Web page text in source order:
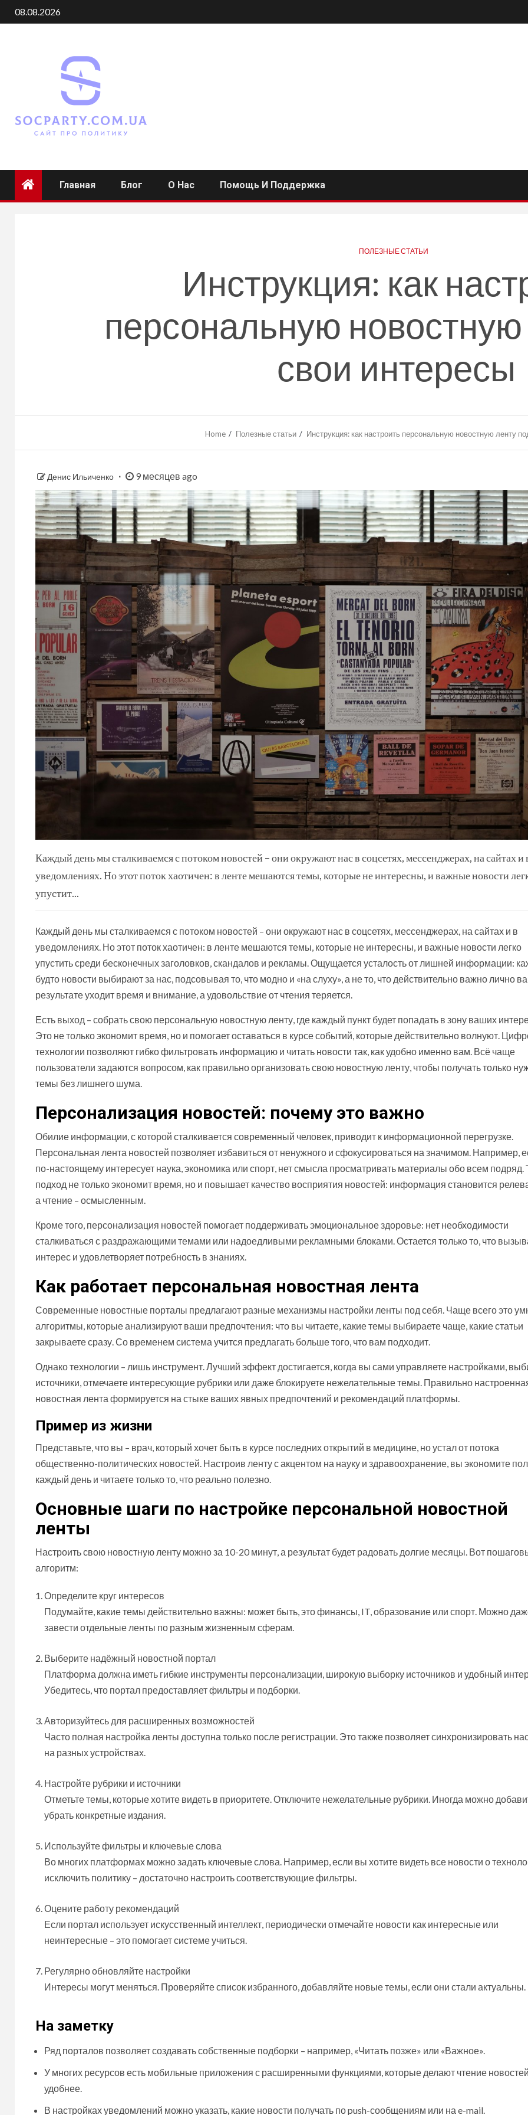
Skip
to
08.08.2026
Главная Блог О Нас Помощь И Поддержка
ПОЛЕЗНЫЕ СТАТЬИ
Инструкция: как
персональную
свои интересы
Home Полезные статьи Инструкция: как настроить персональную новостную ленту
Денис Ильиченко 9 месяцев ago
Каждый день мы сталкиваемся с потоком новостей – они окружают нас в соцсетях, мессенджерах, на сайтах и
уведомлениях. Но этот поток хаотичен: в ленте мешаются темы, которые не интересны, и важные новости
упустит...
Каждый день мы сталкиваемся с потоком новостей – они окружают нас в соцсетях, мессенджерах, на сайтах и в
уведомлениях. Но этот поток хаотичен: в ленте мешаются темы, которые не интересны, и важные новости легко
упустить среди бесконечных заголовков, скандалов и рекламы. Ощущается усталость от лишней информации:
будто новости выбирают за нас, подсовывая то, что модно и «на слуху», а не то, что действительно важно лично
результате уходит время и внимание, а удовольствие от чтения теряется.
Есть выход – собрать свою персональную новостную ленту, где каждый пункт будет попадать в зону ваших
Это не только экономит время, но и помогает оставаться в курсе событий, которые действительно волнуют.
технологии позволяют гибко фильтровать информацию и читать новости так, как удобно именно вам. Всё чаще
пользователи задаются вопросом, как правильно организовать свою новостную ленту, чтобы получать только
темы без лишнего шума.
Персонализация новостей: почему это важно
Обилие информации, с которой сталкивается современный человек, приводит к информационной перегрузке.
Персональная лента новостей позволяет избавиться от ненужного и сфокусироваться на значимом. Например,
по-настоящему интересует наука, экономика или спорт, нет смысла просматривать материалы обо всем подряд.
подход не только экономит время, но и повышает качество восприятия новостей: информация становится
а чтение – осмысленным.
Кроме того, персонализация новостей помогает поддерживать эмоциональное здоровье: нет необходимости
сталкиваться с раздражающими темами или надоедливыми рекламными блоками. Остается только то, что
интерес и удовлетворяет потребность в знаниях.
Как работает персональная новостная лента
Современные новостные порталы предлагают разные механизмы настройки ленты под себя. Чаще всего это
алгоритмы, которые анализируют ваши предпочтения: что вы читаете, какие темы выбираете чаще, какие статьи
закрываете сразу. Со временем система учится предлагать больше того, что вам подходит.
Однако технологии – лишь инструмент. Лучший эффект достигается, когда вы сами управляете настройками,
источники, отмечаете интересующие рубрики или даже блокируете нежелательные темы. Правильно
новостная лента формируется на стыке ваших явных предпочтений и рекомендаций платформы.
Пример из жизни
Представьте, что вы – врач, который хочет быть в курсе последних открытий в медицине, но устал от потока
общественно-политических новостей. Настроив ленту с акцентом на науку и здравоохранение, вы экономите
каждый день и читаете только то, что реально полезно.
Основные шаги по настройке персональной новостной
ленты
Настроить свою новостную ленту можно за 10-20 минут, а результат будет радовать долгие месяцы. Вот
алгоритм:
Определите круг интересов
Подумайте, какие темы действительно важны: может быть, это финансы, IT, образование или спорт. Можно
завести отдельные ленты по разным жизненным сферам.
Выберите надёжный новостной портал
Платформа должна иметь гибкие инструменты персонализации, широкую выборку источников и удобный
Убедитесь, что портал предоставляет фильтры и подборки.
Авторизуйтесь для расширенных возможностей
Часто полная настройка ленты доступна только после регистрации. Это также позволяет синхронизировать
на разных устройствах.
Настройте рубрики и источники
Отметьте темы, которые хотите видеть в приоритете. Отключите нежелательные рубрики. Иногда можно
убрать конкретные издания.
Используйте фильтры и ключевые слова
Во многих платформах можно задать ключевые слова. Например, если вы хотите видеть все новости о
исключить политику – достаточно настроить соответствующие фильтры.
Оцените работу рекомендаций
Если портал использует искусственный интеллект, периодически отмечайте новости как интересные или
неинтересные – это помогает системе учиться.
Регулярно обновляйте настройки
Интересы могут меняться. Проверяйте список избранного, добавляйте новые темы, если они стали актуальны.
На заметку
Ряд порталов позволяет создавать собственные подборки – например, «Читать позже» или «Важное».
У многих ресурсов есть мобильные приложения с расширенными функциями, которые делают чтение
удобнее.
В настройках уведомлений можно указать, какие новости получать по push-сообщениям или на e-mail.